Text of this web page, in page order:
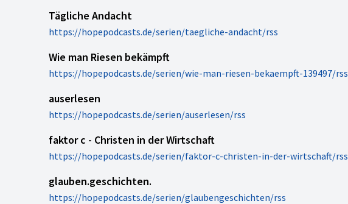
Tägliche Andacht
https://hopepodcasts.de/serien/taegliche-andacht/rss
Wie man Riesen bekämpft
https://hopepodcasts.de/serien/wie-man-riesen-bekaempft-139497/rss
auserlesen
https://hopepodcasts.de/serien/auserlesen/rss
faktor c - Christen in der Wirtschaft
https://hopepodcasts.de/serien/faktor-c-christen-in-der-wirtschaft/rss
glauben.geschichten.
https://hopepodcasts.de/serien/glaubengeschichten/rss